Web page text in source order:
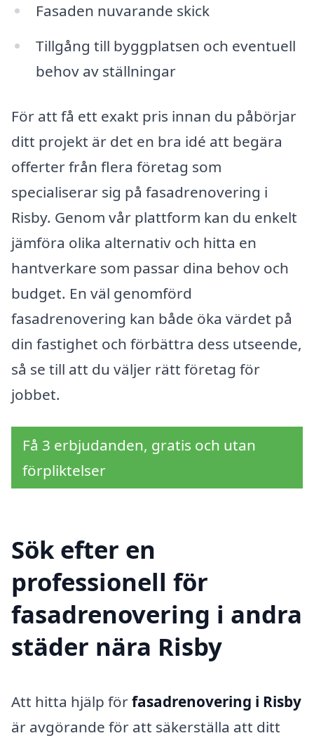
Fasaden nuvarande skick
Tillgång till byggplatsen och eventuell
behov av ställningar
För att få ett exakt pris innan du påbörjar
ditt projekt är det en bra idé att begära
offerter från flera företag som
specialiserar sig på fasadrenovering i
Risby. Genom vår plattform kan du enkelt
jämföra olika alternativ och hitta en
hantverkare som passar dina behov och
budget. En väl genomförd
fasadrenovering kan både öka värdet på
din fastighet och förbättra dess utseende,
så se till att du väljer rätt företag för
jobbet.
Få 3 erbjudanden, gratis och utan
förpliktelser
Sök efter en
professionell för
fasadrenovering i andra
städer nära Risby
Att hitta hjälp förfasadrenovering i Risby
är avgörande för att säkerställa att ditt